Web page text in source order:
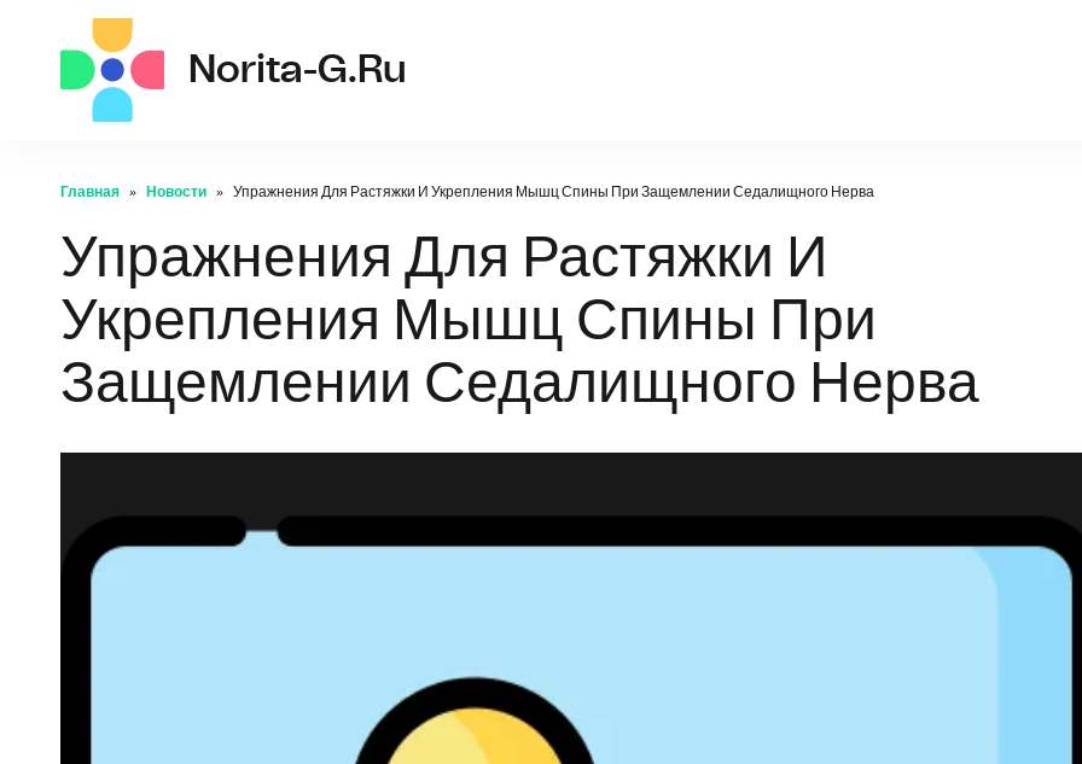
Norita-G.ru
Главная Новости Упражнения Для Растяжки И Укрепления Мышц Спины При Защемлении Седалищного Нерва
Упражнения Для Растяжки И
Укрепления Мышц Спины При
Защемлении Седалищного Нерва